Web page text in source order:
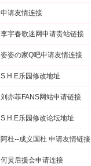
申请友情连接
李宇春歌迷网申请贵站链接
姿姿の家Q吧申请友情连接
S.H.E乐园修改地址
刘亦菲FANS网站申请链接
S.H.E乐园修改论坛地址
阿杜--成义国杜 申请友情链接
何炅后援会申请连接